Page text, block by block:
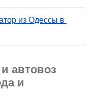
из Одессы в
автовоз
и